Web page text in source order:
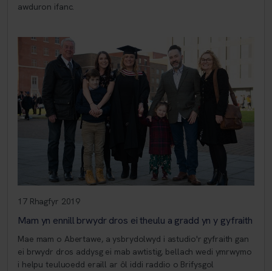
awduron ifanc.
17 Rhagfyr 2019
Mam yn ennill brwydr dros ei theulu a gradd yn y gyfraith
Mae mam o Abertawe, a ysbrydolwyd i astudio'r gyfraith gan
ei brwydr dros addysg ei mab awtistig, bellach wedi ymrwymo
i helpu teuluoedd eraill ar ôl iddi raddio o Brifysgol